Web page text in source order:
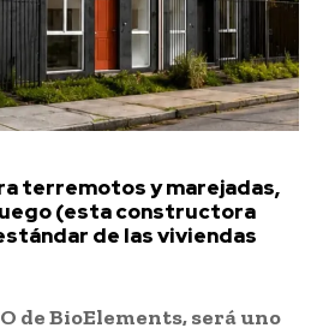
terremotos y marejadas,
(esta constructora
de las viviendas
de BioElements, será uno